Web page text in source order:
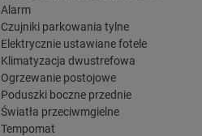
Alarm
Czujniki parkowania tylne
Elektrycznie ustawiane fotele
Klimatyzacja dwustrefowa
Ogrzewanie postojowe
Poduszki boczne przednie
Światła przeciwmgielne
Tempomat